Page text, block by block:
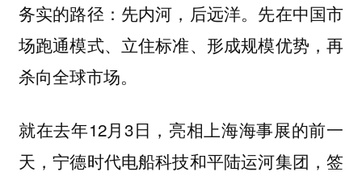
务实的路径：先内河，后远洋。先在中国市
场跑通模式、立住标准、形成规模优势，再
杀向全球市场。
就在去年12月3日，亮相上海海事展的前一
天，宁德时代电船科技和平陆运河集团，签